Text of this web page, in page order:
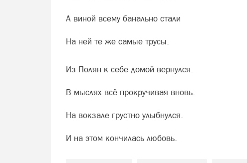
А виной всему банально стали
На ней те же самые трусы.
Из Полян к себе домой вернулся.
В мыслях всё прокручивая вновь.
На вокзале грустно улыбнулся.
И на этом кончилась любовь.